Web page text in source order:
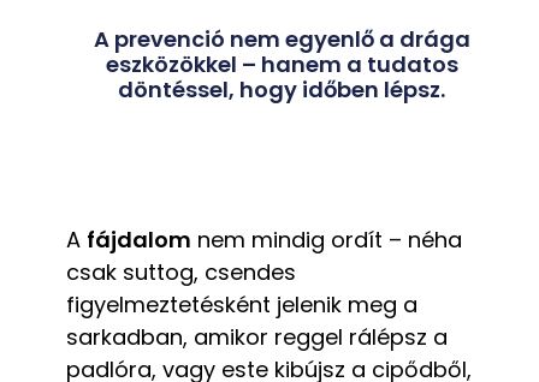
A prevenció nem egyenlő a drága
eszközökkel – hanem a tudatos
döntéssel, hogy időben lépsz.
A fájdalom nem mindig ordít – néha
csak suttog, csendes
figyelmeztetésként jelenik meg a
sarkadban, amikor reggel rálépsz a
padlóra, vagy este kibújsz a cipődből,